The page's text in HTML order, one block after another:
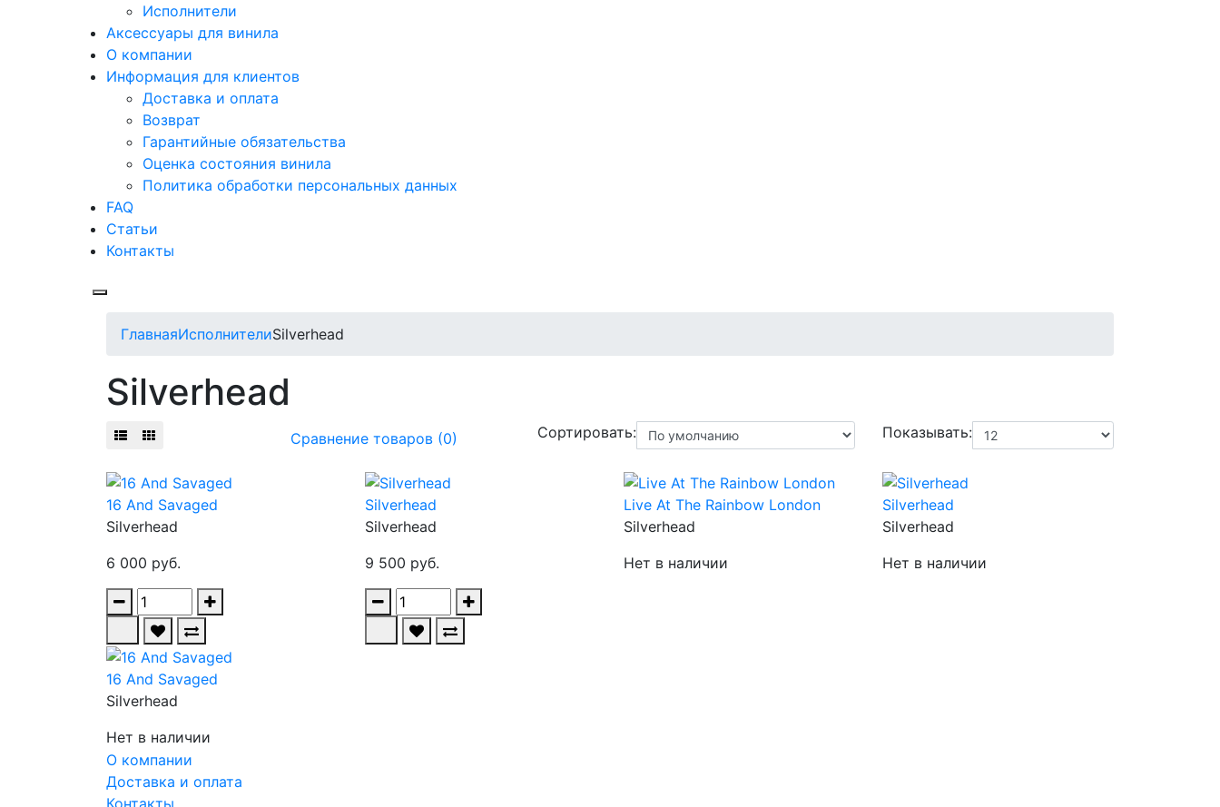
Исполнители
Аксессуары для винила
О компании
Информация для клиентов
Доставка и оплата
Возврат
Гарантийные обязательства
Оценка состояния винила
Политика обработки персональных данных
FAQ
Статьи
Контакты
ГлавнаяИсполнителиSilverhead
Silverhead
Сравнение товаров (0) Сортировать: Показывать:
16 And Savaged
Silverhead
6 000 руб.
Silverhead
Silverhead
9 500 руб.
Live At The Rainbow London
Silverhead
Нет в наличии
Silverhead
Silverhead
Нет в наличии
16 And Savaged
Silverhead
Нет в наличии
О компании
Доставка и оплата
Контакты